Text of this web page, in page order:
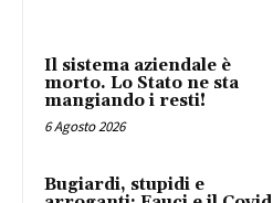
Il sistema aziendale è
morto. Lo Stato ne sta
mangiando i resti!
6 Agosto 2026
Bugiardi, stupidi e